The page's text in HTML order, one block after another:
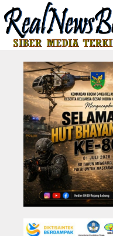
Home
News
Hukum dan Kriminal
Politik
Pendidikan
Pemerintahan
Berita Utama
LEBONG